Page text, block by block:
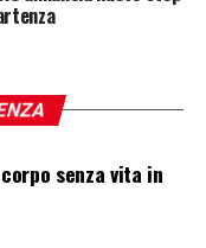
senza vita in